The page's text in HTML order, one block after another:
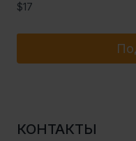
$17
КОНТАКТЫ